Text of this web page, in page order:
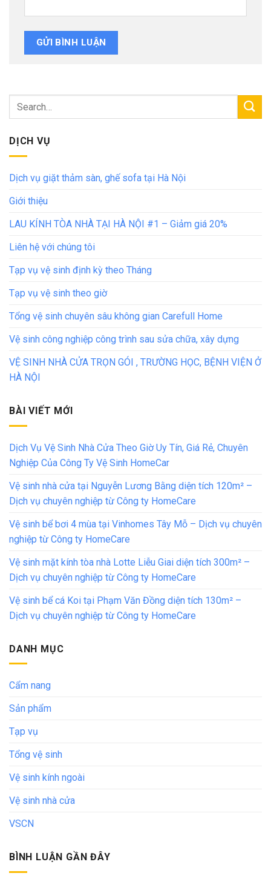
DỊCH VỤ
Dịch vụ giặt thảm sàn, ghế sofa tại Hà Nội
Giới thiệu
LAU KÍNH TÒA NHÀ TẠI HÀ NỘI #1 – Giảm giá 20%
Liên hệ với chúng tôi
Tạp vụ vệ sinh định kỳ theo Tháng
Tạp vụ vệ sinh theo giờ
Tổng vệ sinh chuyên sâu không gian Carefull Home
Vệ sinh công nghiệp công trình sau sửa chữa, xây dựng
VỆ SINH NHÀ CỬA TRỌN GÓI , TRƯỜNG HỌC, BỆNH VIỆN Ở
HÀ NỘI
BÀI VIẾT MỚI
Dịch Vụ Vệ Sinh Nhà Cửa Theo Giờ Uy Tín, Giá Rẻ, Chuyên
Nghiệp Của Công Ty Vệ Sinh HomeCar
Vệ sinh nhà cửa tại Nguyễn Lương Bằng diện tích 120m² –
Dịch vụ chuyên nghiệp từ Công ty HomeCare
Vệ sinh bể bơi 4 mùa tại Vinhomes Tây Mỗ – Dịch vụ chuyên
nghiệp từ Công ty HomeCare
Vệ sinh mặt kính tòa nhà Lotte Liễu Giai diện tích 300m² –
Dịch vụ chuyên nghiệp từ Công ty HomeCare
Vệ sinh bể cá Koi tại Phạm Văn Đồng diện tích 130m² –
Dịch vụ chuyên nghiệp từ Công ty HomeCare
DANH MỤC
Cẩm nang
Sản phẩm
Tạp vụ
Tổng vệ sinh
Vệ sinh kính ngoài
Vệ sinh nhà cửa
VSCN
BÌNH LUẬN GẦN ĐÂY